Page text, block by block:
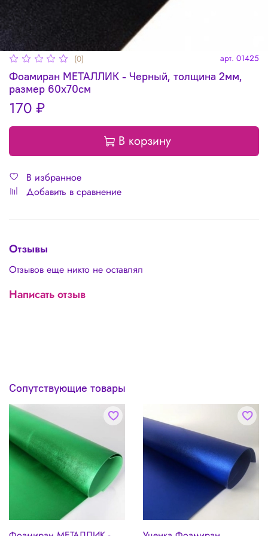
(0) арт. 01425
Фоамиран МЕТАЛЛИК - Черный, толщина 2мм,
размер 60х70см
170 ₽
В корзину
В избранное
Добавить в сравнение
Отзывы
Отзывов еще никто не оставлял
Написать отзыв
Сопутствующие товары